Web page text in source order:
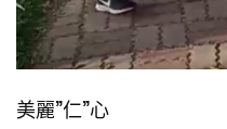
美麗”仁”心